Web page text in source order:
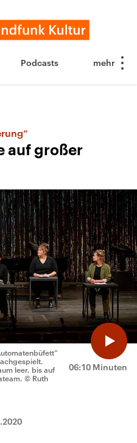
Podcasts
auf großer
06:10 Minuten
leer, bis auf
© Ruth